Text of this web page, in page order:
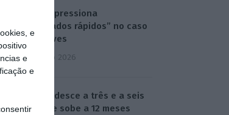
e
e
e
Seguro pressiona
“resultados rápidos” no caso
Luís Neves
6 Agosto 2026
Euribor desce a três e a seis
meses e sobe a 12 meses